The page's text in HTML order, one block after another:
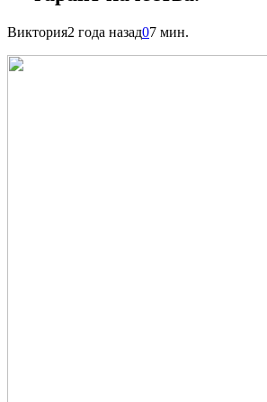
Виктория2 года назад07 мин.